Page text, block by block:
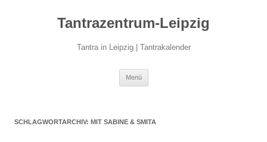
Tantrazentrum-Leipzig
Tantra in Leipzig | Tantrakalender
Menü
SCHLAGWORTARCHIV: MIT SABINE & SMITA